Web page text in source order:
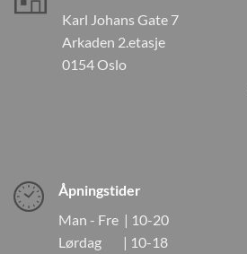
Karl Johans Gate 7
Arkaden 2.etasje
0154 Oslo
Åpningstider
Man - Fre | 10-20
Lørdag | 10-18